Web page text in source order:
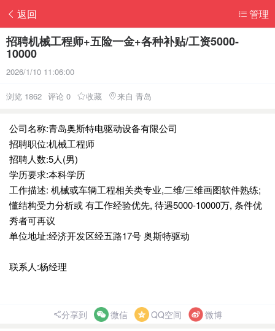
返回 管理
招聘机械工程师+五险一金+各种补贴/工资5000-
10000
2026/1/10 11:06:00
浏览 1862 评论 0 收藏 来自 青岛
公司名称:青岛奥斯特电驱动设备有限公司
招聘职位:机械工程师
招聘人数:5人(男)
学历要求:本科学历
工作描述: 机械或车辆工程相关类专业,二维/三维画图软件熟练;
懂结构受力分析或 有工作经验优先, 待遇5000-10000万, 条件优
秀者可再议
单位地址:经济开发区经五路17号 奥斯特驱动
联系人:杨经理
分享到 微信 QQ空间 微博